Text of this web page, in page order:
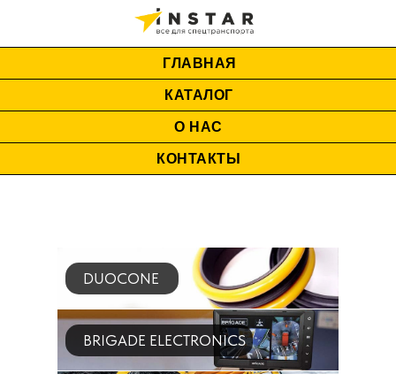
ГЛАВНАЯ
КАТАЛОГ
О НАС
КОНТАКТЫ
DUOCONE
BRIGADE ELECTRONICS